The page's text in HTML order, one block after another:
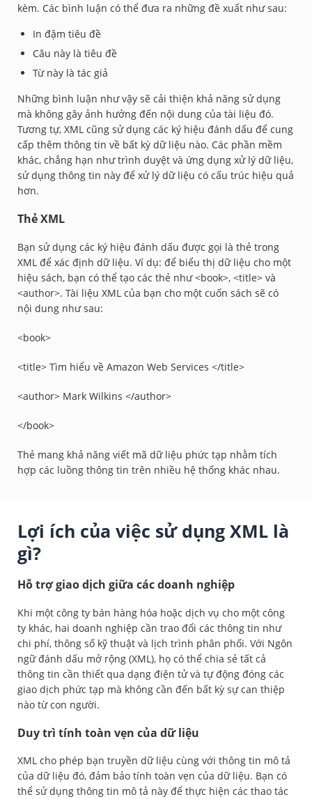
kèm. Các bình luận có thể đưa ra những đề xuất như sau:
In đậm tiêu đề
Câu này là tiêu đề
Từ này là tác giả
Những bình luận như vậy sẽ cải thiện khả năng sử dụng
mà không gây ảnh hưởng đến nội dung của tài liệu đó.
Tương tự, XML cũng sử dụng các ký hiệu đánh dấu để cung
cấp thêm thông tin về bất kỳ dữ liệu nào. Các phần mềm
khác, chẳng hạn như trình duyệt và ứng dụng xử lý dữ liệu,
sử dụng thông tin này để xử lý dữ liệu có cấu trúc hiệu quả
hơn.
Thẻ XML
Bạn sử dụng các ký hiệu đánh dấu được gọi là thẻ trong
XML để xác định dữ liệu. Ví dụ: để biểu thị dữ liệu cho một
hiệu sách, bạn có thể tạo các thẻ như <book>, <title> và
<author>. Tài liệu XML của bạn cho một cuốn sách sẽ có
nội dung như sau:
<book>
<title> Tìm hiểu về Amazon Web Services </title>
<author> Mark Wilkins </author>
</book>
Thẻ mang khả năng viết mã dữ liệu phức tạp nhằm tích
hợp các luồng thông tin trên nhiều hệ thống khác nhau.
Lợi ích của việc sử dụng XML là
gì?
Hỗ trợ giao dịch giữa các doanh nghiệp
Khi một công ty bán hàng hóa hoặc dịch vụ cho một công
ty khác, hai doanh nghiệp cần trao đổi các thông tin như
chi phí, thông số kỹ thuật và lịch trình phân phối. Với Ngôn
ngữ đánh dấu mở rộng (XML), họ có thể chia sẻ tất cả
thông tin cần thiết qua dạng điện tử và tự động đóng các
giao dịch phức tạp mà không cần đến bất kỳ sự can thiệp
nào từ con người.
Duy trì tính toàn vẹn của dữ liệu
XML cho phép bạn truyền dữ liệu cùng với thông tin mô tả
của dữ liệu đó, đảm bảo tính toàn vẹn của dữ liệu. Bạn có
thể sử dụng thông tin mô tả này để thực hiện các thao tác